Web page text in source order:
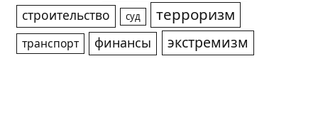
строительство суд терроризм
транспорт финансы экстремизм